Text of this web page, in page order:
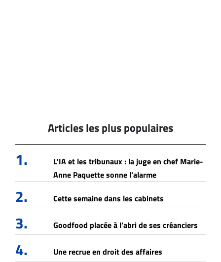
Articles les plus populaires
1.
L'IA et les tribunaux : la juge en chef Marie-
Anne Paquette sonne l'alarme
2. Cette semaine dans les cabinets
3. Goodfood placée à l’abri de ses créanciers
4. Une recrue en droit des affaires